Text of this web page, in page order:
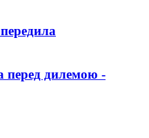
перед дилемою -